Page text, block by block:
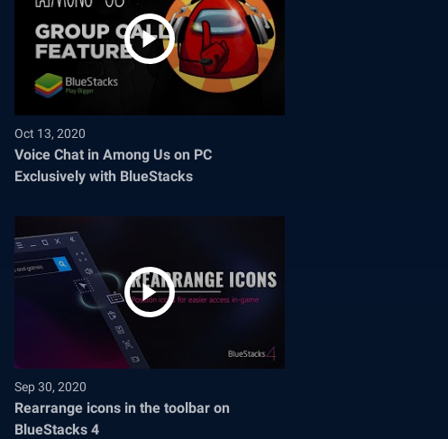
Oct 13, 2020
Voice Chat in Among Us on PC
Exclusively with BlueStacks
Sep 30, 2020
Rearrange icons in the toolbar on
BlueStacks 4